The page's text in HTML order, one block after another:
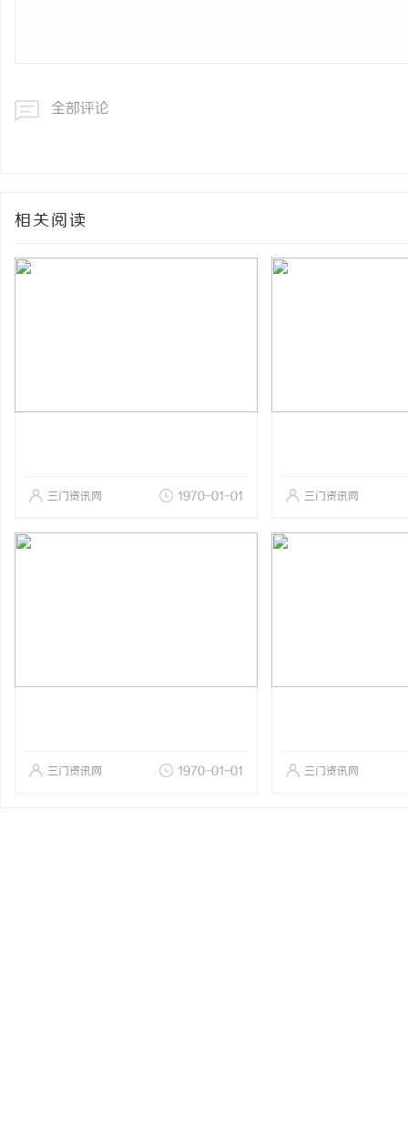
全部评论
相关阅读
三门资讯网 1970-01-01 三门资讯网
三门资讯网 1970-01-01 三门资讯网